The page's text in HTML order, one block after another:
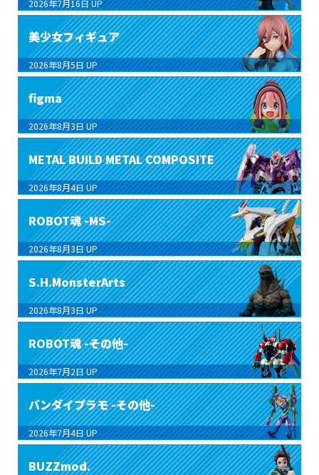
2026年7月16日 UP
美少女フィギュア
2026年8月5日 UP
figma
2026年8月3日 UP
METAL BUILD METAL COMPOSITE
2026年8月4日 UP
ROBOT魂 -MS-
2026年8月3日 UP
S.H.MonsterArts
2026年8月3日 UP
ROBOT魂 -その他-
2026年7月2日 UP
バンダイプラモ -その他-
2026年7月4日 UP
BUZZmod.